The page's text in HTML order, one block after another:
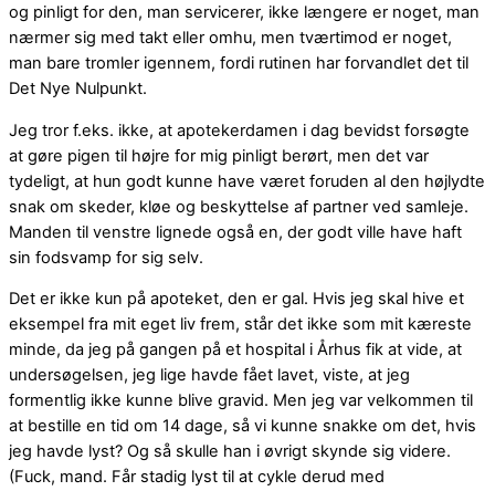
og pinligt for den, man servicerer, ikke længere er noget, man
nærmer sig med takt eller omhu, men tværtimod er noget,
man bare tromler igennem, fordi rutinen har forvandlet det til
Det Nye Nulpunkt.
Jeg tror f.eks. ikke, at apotekerdamen i dag bevidst forsøgte
at gøre pigen til højre for mig pinligt berørt, men det var
tydeligt, at hun godt kunne have været foruden al den højlydte
snak om skeder, kløe og beskyttelse af partner ved samleje.
Manden til venstre lignede også en, der godt ville have haft
sin fodsvamp for sig selv.
Det er ikke kun på apoteket, den er gal. Hvis jeg skal hive et
eksempel fra mit eget liv frem, står det ikke som mit kæreste
minde, da jeg på gangen på et hospital i Århus fik at vide, at
undersøgelsen, jeg lige havde fået lavet, viste, at jeg
formentlig ikke kunne blive gravid. Men jeg var velkommen til
at bestille en tid om 14 dage, så vi kunne snakke om det, hvis
jeg havde lyst? Og så skulle han i øvrigt skynde sig videre.
(Fuck, mand. Får stadig lyst til at cykle derud med